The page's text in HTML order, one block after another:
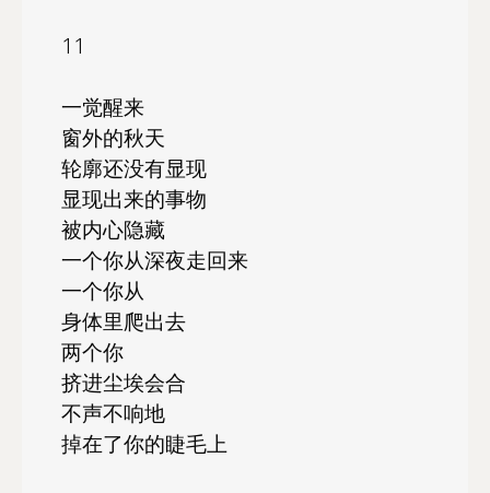
11
一觉醒来
窗外的秋天
轮廓还没有显现
显现出来的事物
被内心隐藏
一个你从深夜走回来
一个你从
身体里爬出去
两个你
挤进尘埃会合
不声不响地
掉在了你的睫毛上